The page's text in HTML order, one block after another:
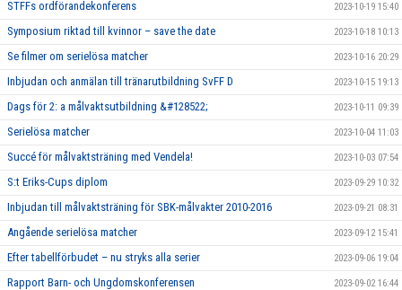
STFFs ordförandekonferens 2023-10-19 15:40
Symposium riktad till kvinnor – save the date 2023-10-18 10:13
Se filmer om serielösa matcher 2023-10-16 20:29
Inbjudan och anmälan till tränarutbildning SvFF D 2023-10-15 19:13
Dags för 2: a målvaktsutbildning &#128522; 2023-10-11 09:39
Serielösa matcher 2023-10-04 11:03
Succé för målvaktsträning med Vendela! 2023-10-03 07:54
S:t Eriks-Cups diplom 2023-09-29 10:32
Inbjudan till målvaktsträning för SBK-målvakter 2010-2016 2023-09-21 08:31
Angående serielösa matcher 2023-09-12 15:41
Efter tabellförbudet – nu stryks alla serier 2023-09-06 19:04
Rapport Barn- och Ungdomskonferensen 2023-09-02 16:44